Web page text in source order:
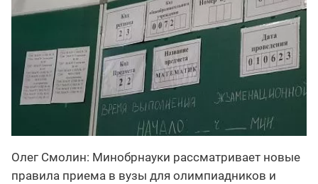
Олег Смолин: Минобрнауки рассматривает новые
правила приема в вузы для олимпиадников и